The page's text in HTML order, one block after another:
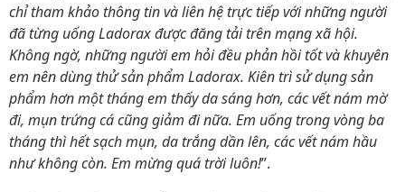
chỉ tham khảo thông tin và liên hệ trực tiếp với những người
đã từng uống Ladorax được đăng tải trên mạng xã hội.
Không ngờ, những người em hỏi đều phản hồi tốt và khuyên
em nên dùng thử sản phẩm Ladorax. Kiên trì sử dụng sản
phẩm hơn một tháng em thấy da sáng hơn, các vết nám mờ
đi, mụn trứng cá cũng giảm đi nữa. Em uống trong vòng ba
tháng thì hết sạch mụn, da trắng dần lên, các vết nám hầu
như không còn. Em mừng quá trời luôn!”.